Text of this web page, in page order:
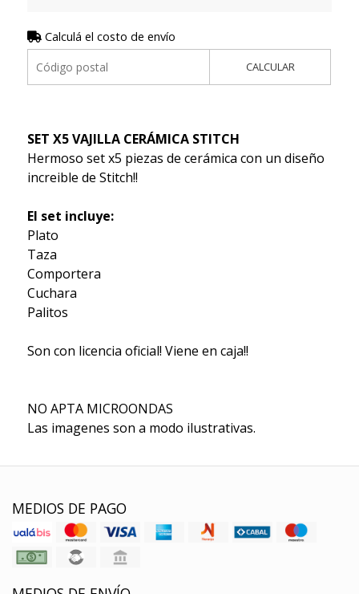
Calculá el costo de envío
CALCULAR
SET X5 VAJILLA CERÁMICA STITCH
Hermoso set x5 piezas de cerámica con un diseño
increible de Stitch!!
El set incluye:
Plato
Taza
Comportera
Cuchara
Palitos
Son con licencia oficial! Viene en caja!!
NO APTA MICROONDAS
Las imagenes son a modo ilustrativas.
MEDIOS DE PAGO